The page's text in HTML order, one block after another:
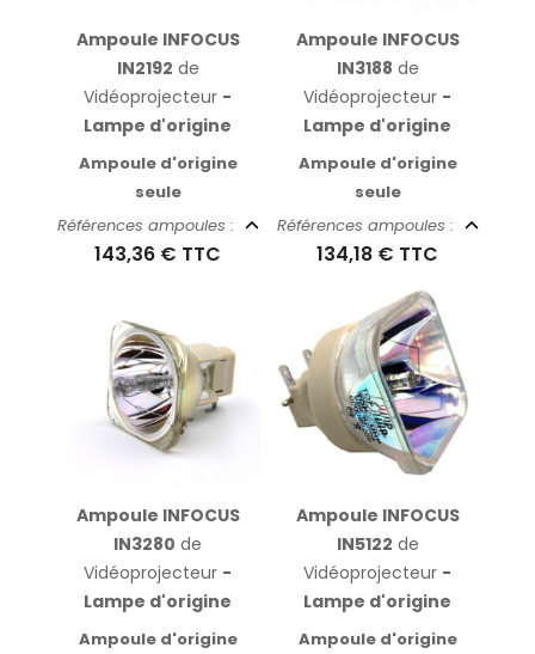
Ampoule INFOCUS
IN2192 de
Vidéoprojecteur -
Lampe d'origine
Ampoule d'origine
seule
Références ampoules :
143,36 € TTC
Ampoule INFOCUS
IN3188 de
Vidéoprojecteur -
Lampe d'origine
Ampoule d'origine
seule
Références ampoules :
134,18 € TTC
Ampoule INFOCUS
IN3280 de
Vidéoprojecteur -
Lampe d'origine
Ampoule d'origine
Ampoule INFOCUS
IN5122 de
Vidéoprojecteur -
Lampe d'origine
Ampoule d'origine